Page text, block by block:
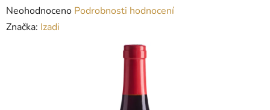
Průměrné
hodnocení
Neohodnoceno Podrobnosti hodnocení
Značka: Izadi